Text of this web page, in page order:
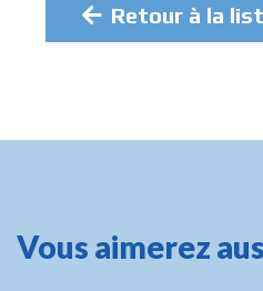
Retour à la
Vous aimerez